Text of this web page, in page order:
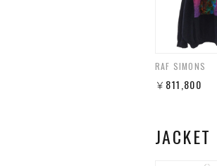
RAF SIMONS
￥811,800
JACKET